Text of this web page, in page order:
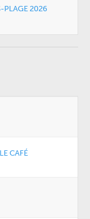
PLAGE 2026
CAFÉ